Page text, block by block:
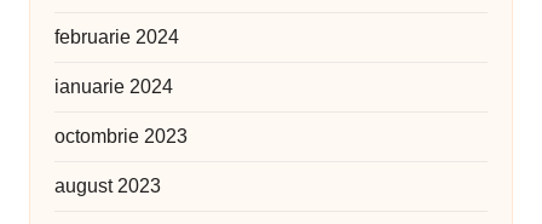
februarie 2024
ianuarie 2024
octombrie 2023
august 2023